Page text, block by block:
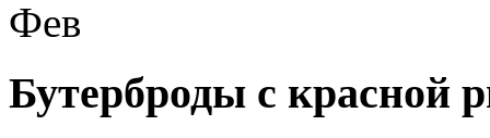
Фев
Бутерброды с красной